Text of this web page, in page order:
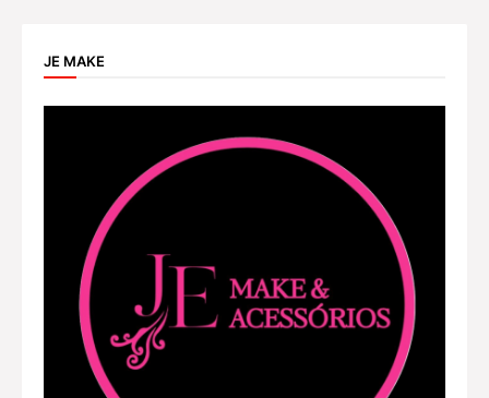
JE MAKE